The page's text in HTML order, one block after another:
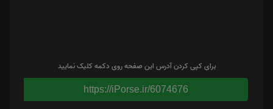
برای کپی کردن آدرس این صفحه روی دکمه کلیک نمایید
https://iPorse.ir/6074676